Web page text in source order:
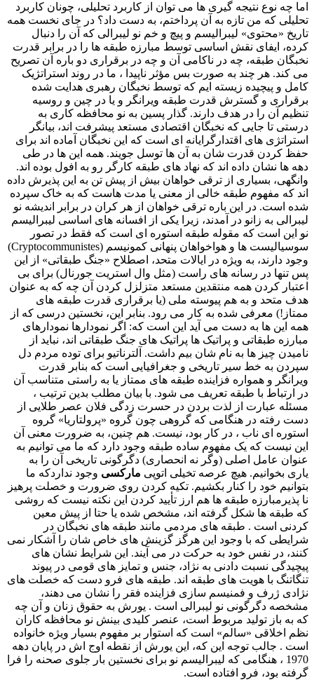
اما چه نوع نتیجه گیری ها می توان از کاربرد تحلیلی، چونان کاربرد
تحلیلی که من تازه به آن پرداختم، به دست داد؟ در جای نخست همه
تاریخ «محتوی» لیبرالیسم و پیچ و خم نو لیبرالی که آن را دنبال
کرده، ایفای نقش اساسی توسط مبارزه طبقه ها را در برابر قدرت
نخبگان طبقه، چه در ناکامی آن و چه در برقراری دو باره آن تصریح
می کند. هر چند به صورت بس مؤثر ناپیدا ، ما در روند استراتژیک
کامل و پیچیده زیسته ایم که توسط نخبگان رهبری هدایت شده
برقراری و گسترش قدرت طبقه ویرانگر و یا در چین و روسیه
تنظیم آن را در هدف دارند. گذار پسین به نو محافظه کاری به
درستی تا جایی که نخبگان اقتصادی مستعد پیشرفت اند، بیانگر
استراتژی های اقتدارگرایانه ای است که این نخبگان آماده اند برای
حفظ کردن قدرت شان به آن ها توسل جویند. همه این ها در طی
دهه ها نشان داده اند که نهاد های طبقه کارگر رو به افول بوده اند.
وانگهی، بسیاری از ترقی خواهان بیش از پیش تن به این پذیرش داده
اند که مفهوم طبقه خالی از معنی یا مدت هاست که به خاک سپرده
شده است. در این باره ترقی خواهان از هر کران در برابر اندیشه نو
لیبرالی به زانو در آمدند، زیرا یکی از افسانه های اساسی لیبرالیسم
نو این است که مقوله طبقه استوره ای است که فقط در تصور
سوسیالیست ها و هواخواهان پنهانی کمونیسم (Cryptocommunistes)
وجود دارند، به ویژه در ایالات متحد، اصطلاح «جنگ طبقاتی» از این
پس تنها در رسانه های راست (مثل وال استریت جورنال) برای بی
اعتبار کردن همه منتقدین مستعد متزلزل کردن آن چه که به عنوان
هدف متحد و به هم پیوسته ملی (یا برقراری قدرت طبقه های
ممتاز!) معرفی شده به کار می رود. بنابر این، نخستین درسی که از
همه این ها به دست می آید این است که: اگر نمودارها نمودارهای
مبارزه طبقاتی و پراتیک ها پراتیک های جنگ طبقاتی اند، نباید از
نامیدن چیز ها به نام شان بیم داشت. آلترناتیو برای توده مردم دل
سپردن به خط سیر تاریخی و جغرافیایی است که بنابر قدرت
ویرانگر و همواره فزاینده طبقه های ممتاز یا به راستی متناسب آن
در ارتباط با طبقه تعریف می شود. با بیان مطلب بدین ترتیب ،
مسئله عبارت از لذت بردن در حسرت زدگی فلان عصر طلایی از
دست رفته در هنگامی که گروهی چون گروه «پرولتاریا» گروه
استوره ای ناب ، در کار بود، نیست. هم چنین، به ضرورت معنی آن
این نیست که یک مفهوم ساده طبقه وجود دارد که ما می توانیم به
عنوان عامل اصلی (وگر نه انحصاری) دگرگونی تاریخی آن را به
یاری بخوانیم. هیچ عرصه تخیلی اتوپی مارکسی وجود نداردکه ما
بتوانیم خود را کنار بکشیم. تکیه کردن روی ضرورت و خصلت پرهیز
نا پذیرمبارزه طبقه ها هم ارز تأیید کردن این نکته نیست که روشی
که طبقه ها شکل گرفته اند، مشخص شده یا حتا از پیش معین
کردنی است . طبقه های مردمی مانند طبقه های نخبگان در
شرایطی که با وجود این هرگز گزینش های خاص شان را آشکار نمی
کنند، در نفس خود به حرکت در می آیند. این شرایط نشان های
پیچیدگی نسبت دادنی به نژاد، جنس و تمایز های قومی در پیوند
تنگاتنگ با هویت های طبقه اند. طبقه های فرو دست که خصلت های
نژادی ژرف و فمنیسم سازی فزاینده فقر را نشان می دهند،
مشخصه دگرگونی نو لیبرالی است . یورش به حقوق زنان و آن چه
که به باز تولید مربوط است، عنصر کلیدی بینش نو محافظه کاران
نظم اخلاقی «سالم» است که استوار بر مفهوم بسیار ویژه خانواده
است . جالب توجه این که، این یورش از نقطه اوج اش در پایان دهه
1970 ، هنگامی که لیبرالیسم نو برای نخستین بار جلوی صحنه را فرا
گرفته بود، فرو افتاده است.